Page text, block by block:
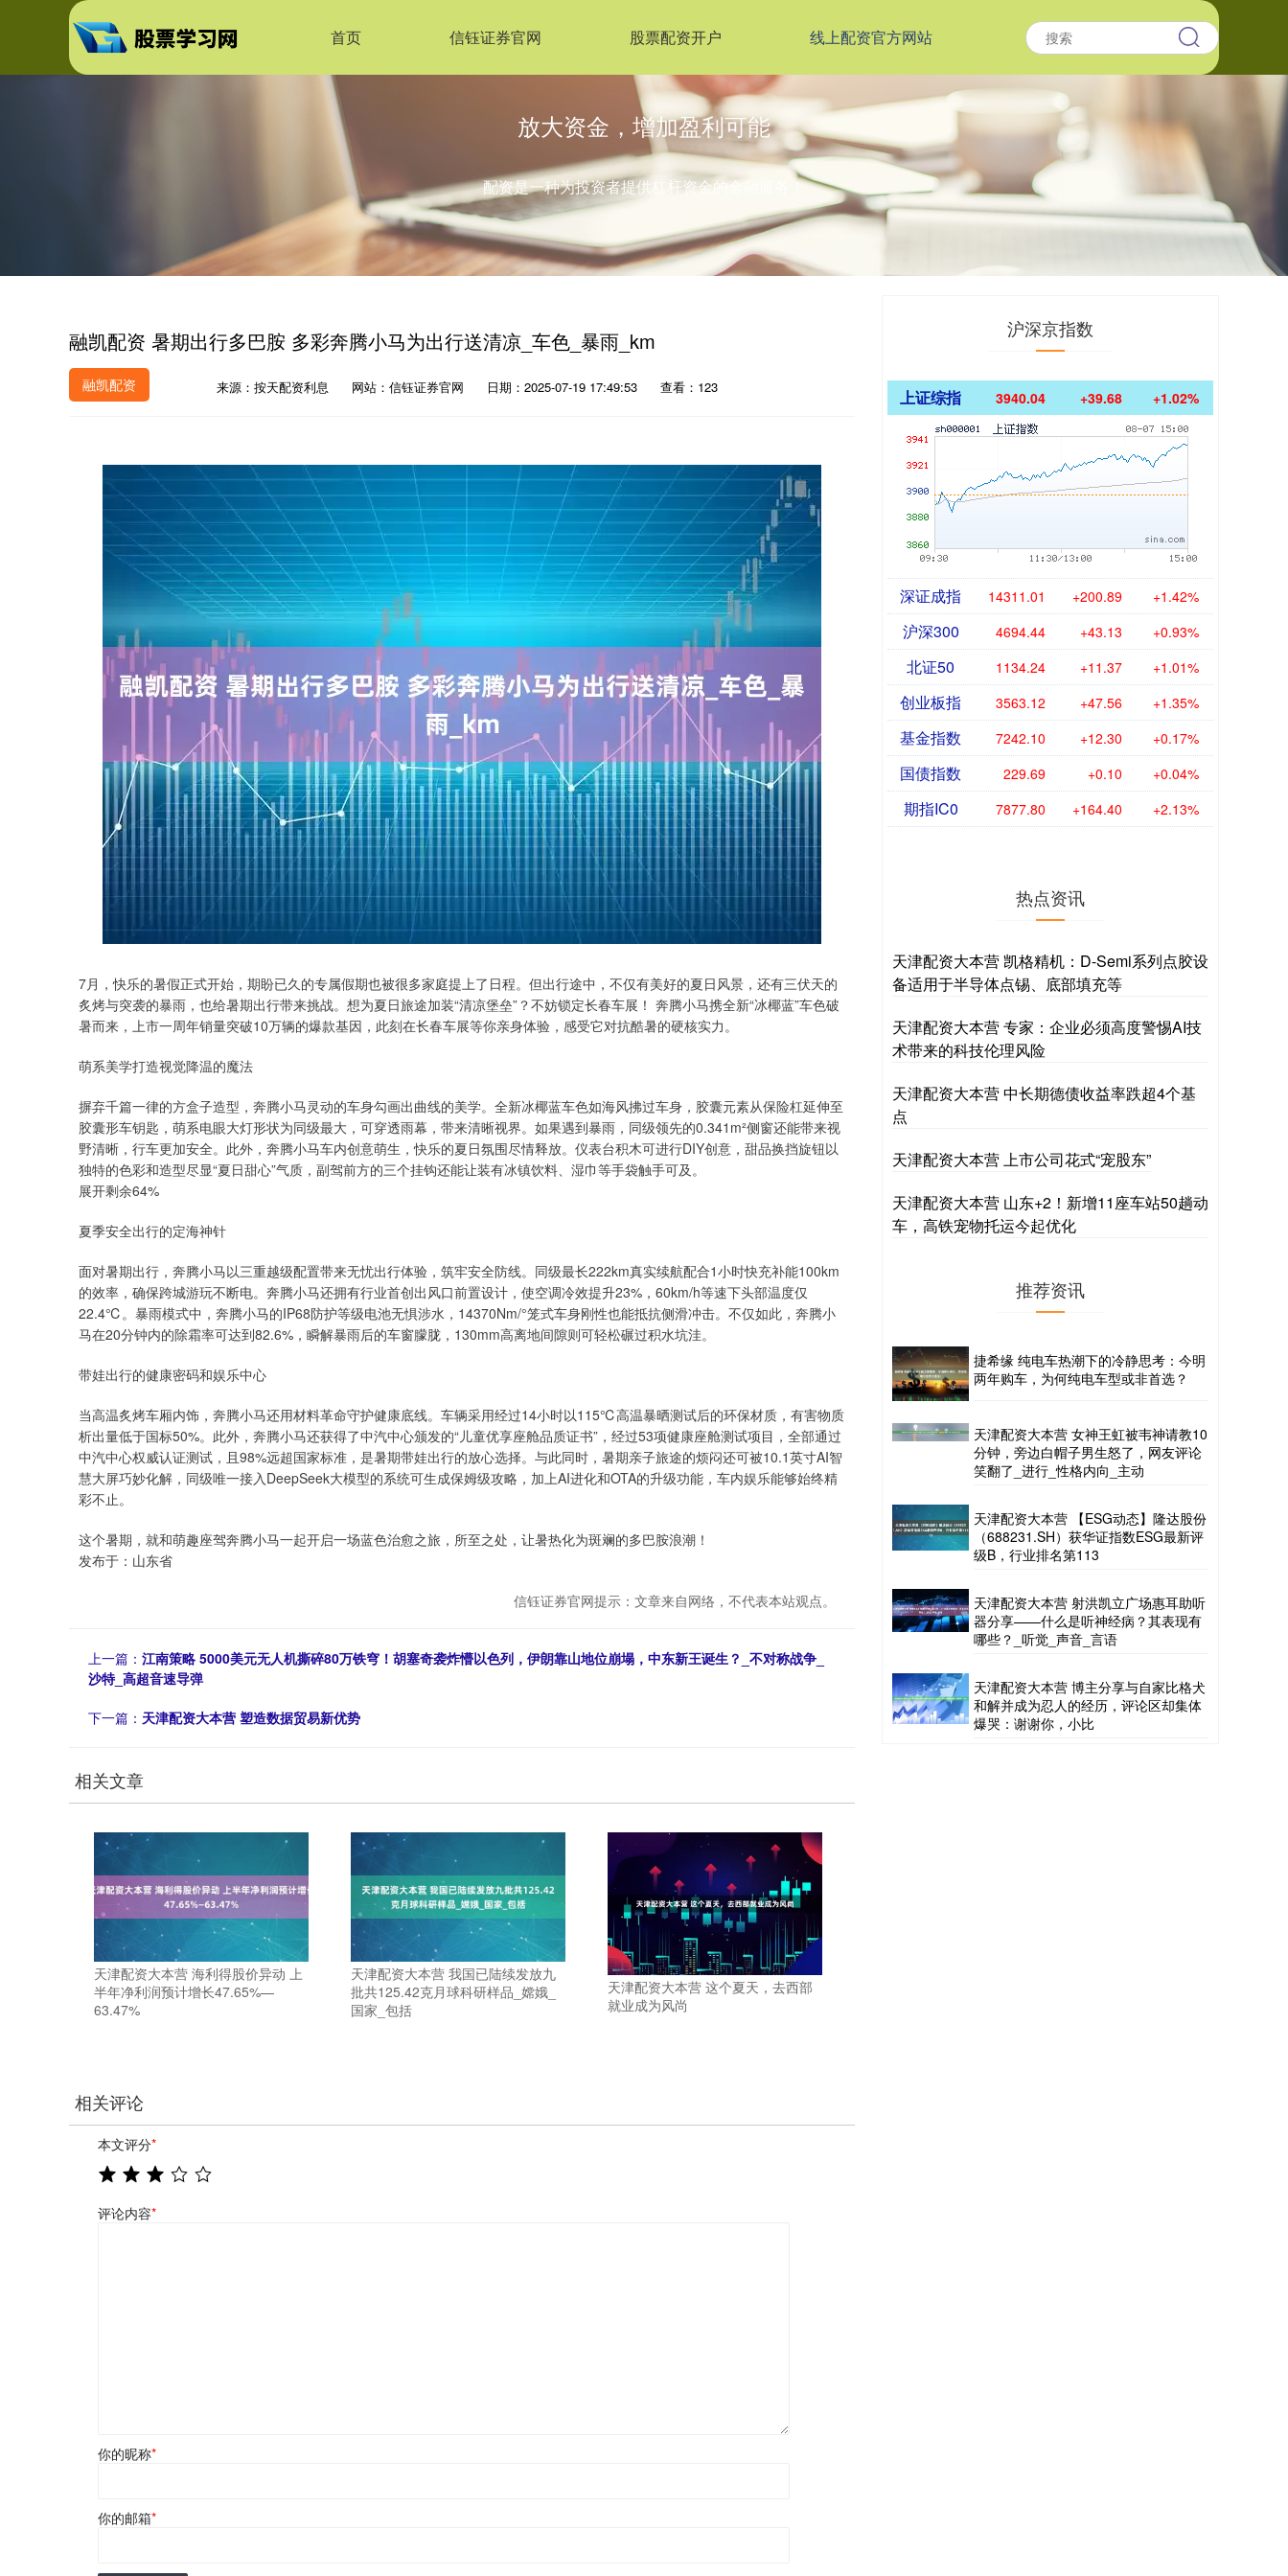
首页 信钰证券官网 股票配资开户 线上配资官方网站
放大资金，增加盈利可能
配资是一种为投资者提供杠杆资金的金融服务！
融凯配资 暑期出行多巴胺 多彩奔腾小马为出行送清凉_车色_暴雨_km
融凯配资 来源：按天配资利息 网站：信钰证券官网 日期：2025-07-19 17:49:53 查看：123
7月，快乐的暑假正式开始，期盼已久的专属假期也被很多家庭提上了日程。但出行途中，不仅有美好的夏日风景，还有三伏天的
炙烤与突袭的暴雨，也给暑期出行带来挑战。想为夏日旅途加装“清凉堡垒”？不妨锁定长春车展！ 奔腾小马携全新“冰椰蓝”车色破
暑而来，上市一周年销量突破10万辆的爆款基因，此刻在长春车展等你亲身体验，感受它对抗酷暑的硬核实力。
萌系美学打造视觉降温的魔法
摒弃千篇一律的方盒子造型，奔腾小马灵动的车身勾画出曲线的美学。全新冰椰蓝车色如海风拂过车身，胶囊元素从保险杠延伸至
胶囊形车钥匙，萌系电眼大灯形状为同级最大，可穿透雨幕，带来清晰视界。如果遇到暴雨，同级领先的0.341m²侧窗还能带来视
野清晰，行车更加安全。此外，奔腾小马车内创意萌生，快乐的夏日氛围尽情释放。仪表台积木可进行DIY创意，甜品换挡旋钮以
独特的色彩和造型尽显“夏日甜心”气质，副驾前方的三个挂钩还能让装有冰镇饮料、湿巾等手袋触手可及。
展开剩余64%
夏季安全出行的定海神针
面对暑期出行，奔腾小马以三重越级配置带来无忧出行体验，筑牢安全防线。同级最长222km真实续航配合1小时快充补能100km
的效率，确保跨城游玩不断电。奔腾小马还拥有行业首创出风口前置设计，使空调冷效提升23%，60km/h等速下头部温度仅
22.4℃。暴雨模式中，奔腾小马的IP68防护等级电池无惧涉水，14370Nm/°笼式车身刚性也能抵抗侧滑冲击。不仅如此，奔腾小
马在20分钟内的除霜率可达到82.6%，瞬解暴雨后的车窗朦胧，130mm高离地间隙则可轻松碾过积水坑洼。
带娃出行的健康密码和娱乐中心
当高温炙烤车厢内饰，奔腾小马还用材料革命守护健康底线。车辆采用经过14小时以115℃高温暴晒测试后的环保材质，有害物质
析出量低于国标50%。此外，奔腾小马还获得了中汽中心颁发的“儿童优享座舱品质证书”，经过53项健康座舱测试项目，全部通过
中汽中心权威认证测试，且98%远超国家标准，是暑期带娃出行的放心选择。与此同时，暑期亲子旅途的烦闷还可被10.1英寸AI智
慧大屏巧妙化解，同级唯一接入DeepSeek大模型的系统可生成保姆级攻略，加上AI进化和OTA的升级功能，车内娱乐能够始终精
彩不止。
这个暑期，就和萌趣座驾奔腾小马一起开启一场蓝色治愈之旅，所至之处，让暑热化为斑斓的多巴胺浪潮！
发布于：山东省
信钰证券官网提示：文章来自网络，不代表本站观点。
上一篇： 江南策略 5000美元无人机撕碎80万铁穹！胡塞奇袭炸懵以色列，伊朗靠山地位崩塌，中东新王诞生？_不对称战争_
沙特_高超音速导弹
下一篇： 天津配资大本营 塑造数据贸易新优势
相关文章
天津配资大本营 海利得股价异动 上
半年净利润预计增长47.65%—
63.47%
天津配资大本营 我国已陆续发放九
批共125.42克月球科研样品_嫦娥_
国家_包括
天津配资大本营 这个夏天，去西部
就业成为风尚
相关评论
本文评分*
评论内容*
你的昵称*
你的邮箱*
沪深京指数
上证综指 3940.04 +39.68 +1.02%
深证成指 14311.01 +200.89 +1.42%
沪深300 4694.44 +43.13 +0.93%
北证50 1134.24 +11.37 +1.01%
创业板指 3563.12 +47.56 +1.35%
基金指数 7242.10 +12.30 +0.17%
国债指数 229.69 +0.10 +0.04%
期指IC0 7877.80 +164.40 +2.13%
热点资讯
天津配资大本营 凯格精机：D-Semi系列点胶设
备适用于半导体点锡、底部填充等
天津配资大本营 专家：企业必须高度警惕AI技
术带来的科技伦理风险
天津配资大本营 中长期德债收益率跌超4个基
点
天津配资大本营 上市公司花式“宠股东”
天津配资大本营 山东+2！新增11座车站50趟动
车，高铁宠物托运今起优化
推荐资讯
捷希缘 纯电车热潮下的冷静思考：今明
两年购车，为何纯电车型或非首选？
天津配资大本营 女神王虹被韦神请教10
分钟，旁边白帽子男生怒了，网友评论
笑翻了_进行_性格内向_主动
天津配资大本营 【ESG动态】隆达股份
（688231.SH）获华证指数ESG最新评
级B，行业排名第113
天津配资大本营 射洪凯立广场惠耳助听
器分享——什么是听神经病？其表现有
哪些？_听觉_声音_言语
天津配资大本营 博主分享与自家比格犬
和解并成为忍人的经历，评论区却集体
爆哭：谢谢你，小比